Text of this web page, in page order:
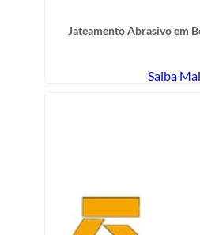
Jateamento Abrasivo em
Saiba